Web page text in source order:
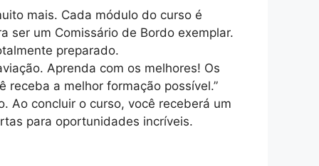
mais. Cada módulo do curso é
ser um Comissário de Bordo exemplar.
preparado.
Aprenda com os melhores! Os
a melhor formação possível.”
Ao concluir o curso, você receberá um
para oportunidades incríveis.